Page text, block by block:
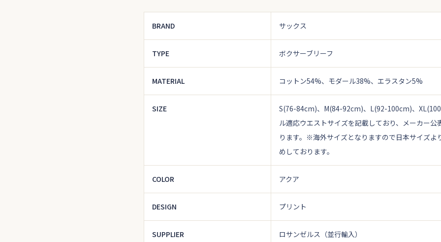
BRAND サックス
TYPE ボクサーブリーフ
MATERIAL コットン54%、モダール38%、エラスタン5%
SIZE
S(76-84cm)、M(84-92cm)、L(92-100cm)、
ル適応ウエストサイズを記載しており、メーカー公
ります。 ※海外サイズとなりますので日本サイズよ
めしております。
COLOR アクア
DESIGN プリント
SUPPLIER ロサンゼルス（並行輸入）